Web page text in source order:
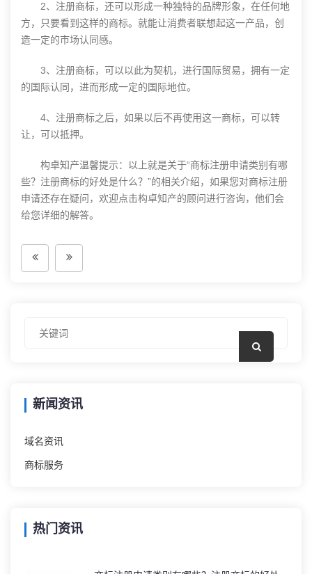
2、注册商标，还可以形成一种独特的品牌形象，在任何地
方，只要看到这样的商标。就能让消费者联想起这一产品，创
造一定的市场认同感。
3、注册商标，可以以此为契机，进行国际贸易，拥有一定
的国际认同，进而形成一定的国际地位。
4、注册商标之后，如果以后不再使用这一商标，可以转
让，可以抵押。
构卓知产温馨提示：以上就是关于“商标注册申请类别有哪
些？注册商标的好处是什么？”的相关介绍，如果您对商标注册
申请还存在疑问，欢迎点击构卓知产的顾问进行咨询，他们会
给您详细的解答。
新闻资讯
域名资讯
商标服务
热门资讯